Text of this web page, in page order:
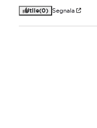
Utile(0) Segnala